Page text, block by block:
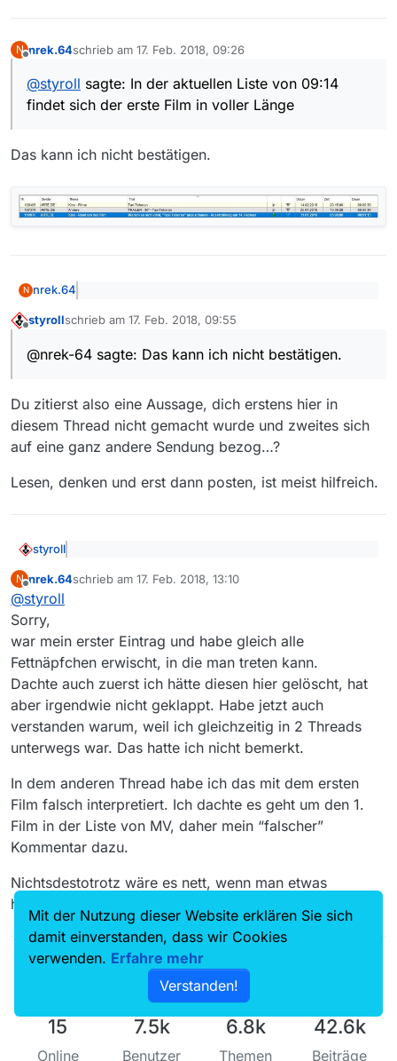
Mir ist klar, wie ich mir selbst helfen kann.
Wenn der Crawler angepasst wird, wäre das toll. Dann
muss ich mir die Infodatei auch nicht mehr selbst
stricken…
Danke für die Mühe, den guten Support und das
N nrek.64schrieb am 17. Feb. 2018, 09:26
zuletzt editiert von
@styroll sagte: In der aktuellen Liste von 09:14
findet sich der erste Film in voller Länge
Das kann ich nicht bestätigen.
N nrek.64
findet sich der erste Film in voller Länge
styrollschrieb am 17. Feb. 2018, 09:55
zuletzt editiert von
@nrek-64 sagte: Das kann ich nicht bestätigen.
Du zitierst also eine Aussage, dich erstens hier in
diesem Thread nicht gemacht wurde und zweites sich
auf eine ganz andere Sendung bezog…?
Lesen, denken und erst dann posten, ist meist hilfreich.
styroll
auf eine ganz andere Sendung bezog…?
Lesen, denken und erst dann posten, ist meist hilfreich.
N
Offline
nrek.64schrieb am 17. Feb. 2018, 13:10
zuletzt editiert von
@styroll
Sorry,
war mein erster Eintrag und habe gleich alle
Fettnäpfchen erwischt, in die man treten kann.
Dachte auch zuerst ich hätte diesen hier gelöscht, hat
aber irgendwie nicht geklappt. Habe jetzt auch
verstanden warum, weil ich gleichzeitig in 2 Threads
unterwegs war. Das hatte ich nicht bemerkt.
In dem anderen Thread habe ich das mit dem ersten
Film falsch interpretiert. Ich dachte es geht um den 1.
Film in der Liste von MV, daher mein “falscher”
Kommentar dazu.
Nichtsdestotrotz wäre es nett, wenn man etwas
höflicher darauf hingewiesen würde.
15
Online
7.5k
Benutzer
6.8k
Themen
42.6k
Beiträge
Mit der Nutzung dieser Website erklären Sie sich
damit einverstanden, dass wir Cookies
verwenden. Erfahre mehr
Verstanden!